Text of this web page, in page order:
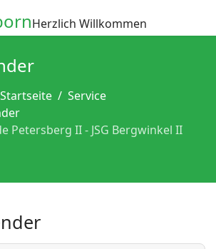
Herzlich Willkommen
Startseite
Service
Petersberg II - JSG Bergwinkel II